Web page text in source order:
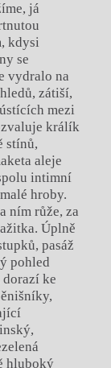
já
kdysi
se
vydralo na
zátiší,
mezi
králík
stínů,
aleje
intimní
hroby.
ním růže, za
Úplně
pasáž
pohled
ke
hluboký